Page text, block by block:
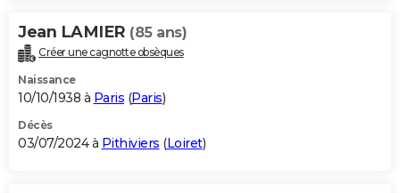
Jean LAMIER (85 ans)
Créer une cagnotte obsèques
Naissance
10/10/1938 à Paris (Paris)
Décès
03/07/2024 à Pithiviers (Loiret)